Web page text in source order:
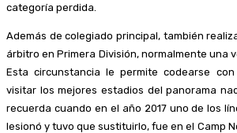
categoría perdida.
Además de colegiado principal, también
árbitro en Primera División, normalmente una
Esta circunstancia le permite codearse
visitar los mejores estadios del panorama
recuerda cuando en el año 2017 uno de los
lesionó y tuvo que sustituirlo, fue en el Camp